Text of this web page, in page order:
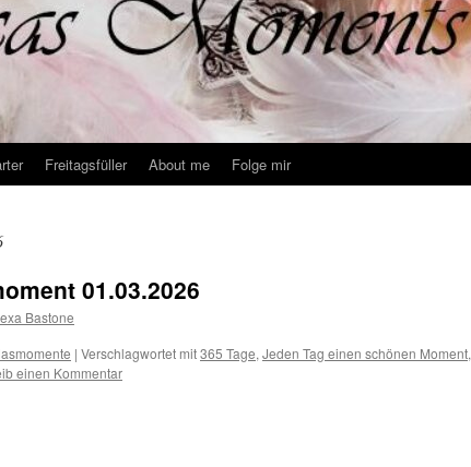
Freitagsfüller About me Folge mir
01.03.2026
Bastone
| Verschlagwortet mit365 Tage, Jeden Tag einen schönen Moment,
einen Kommentar